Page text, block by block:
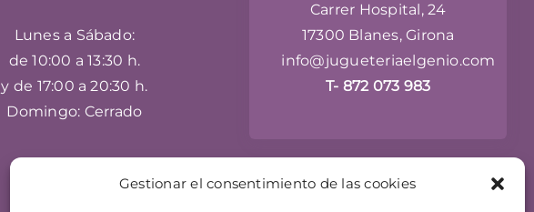
Gestionar el consentimiento de las cookies
Lunes a Sábado:
de 10:00 a 13:30 h.
y de 17:00 a 20:30 h.
Domingo: Cerrado
Carrer Hospital, 24
17300 Blanes, Girona
info@jugueteriaelgenio.com
T- 872 073 983